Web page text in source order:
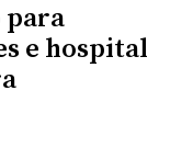
para
e hospital